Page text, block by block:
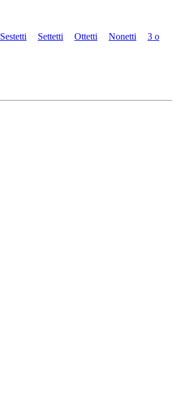
Sestetti Settetti Ottetti Nonetti
3 o